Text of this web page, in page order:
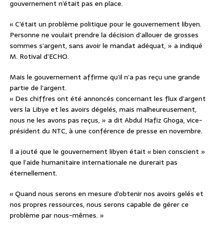
gouvernement n’était pas en place.
« C’était un problème politique pour le gouvernement libyen.
Personne ne voulait prendre la décision d’allouer de grosses
sommes s’argent, sans avoir le mandat adéquat, » a indiqué
M. Rotival d’ECHO.
Mais le gouvernement affirme qu’il n’a pas reçu une grande
partie de l’argent.
« Des chiffres ont été annoncés concernant les flux d’argent
vers la Libye et les avoirs dégelés, mais malheureusement,
nous ne les avons pas reçus, » a dit Abdul Hafiz Ghoga, vice-
président du NTC, à une conférence de presse en novembre.
Il a jouté que le gouvernement libyen était « bien conscient »
que l’aide humanitaire internationale ne durerait pas
éternellement.
« Quand nous serons en mesure d’obtenir nos avoirs gelés et
nos propres ressources, nous serons capable de gérer ce
problème par nous-mêmes. »